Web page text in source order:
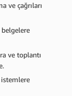
ve çağrıları
ve toplantı
istemlere